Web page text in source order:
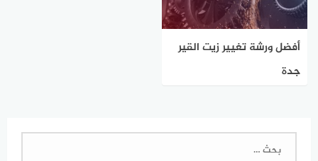
أفضل ورشة تغيير زيت القير
جدة